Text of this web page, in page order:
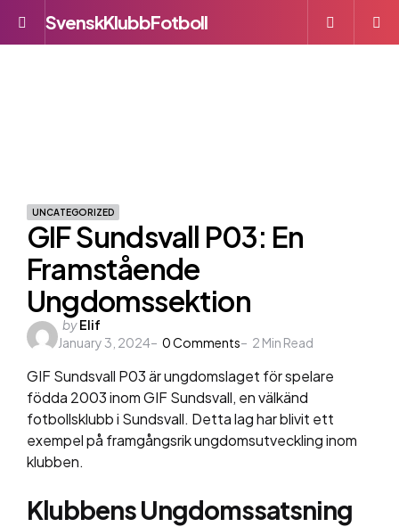
Menu
SvenskKlubbFotboll
UNCATEGORIZED
GIF Sundsvall P03: En
Framstående
Ungdomssektion
Posted
by
byElif
January 3, 2024
0Comments 2 Min Read
GIF Sundsvall P03 är ungdomslaget för spelare
födda 2003 inom GIF Sundsvall, en välkänd
fotbollsklubb i Sundsvall. Detta lag har blivit ett
exempel på framgångsrik ungdomsutveckling inom
klubben.
Klubbens Ungdomssatsning